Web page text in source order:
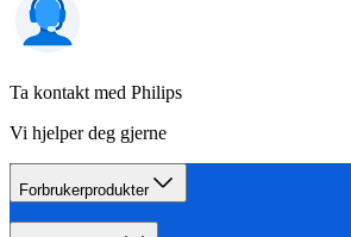
Ta kontakt med Philips
Vi hjelper deg gjerne
Forbrukerprodukter